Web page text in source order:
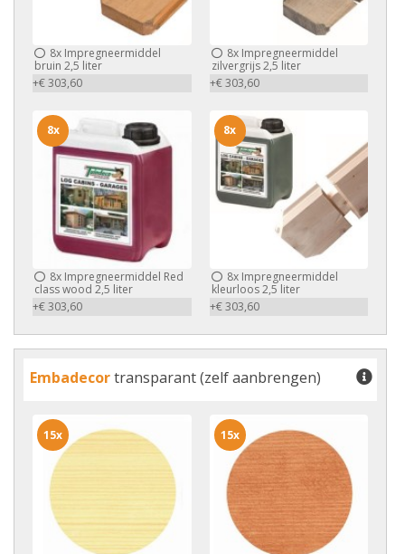
8x Impregneermiddel
bruin 2,5 liter
+€ 303,60
8xImpregneermiddel
zilvergrijs 2,5 liter
+€ 303,60
8x Impregneermiddel Red
class wood 2,5 liter
+€ 303,60
8x
8xImpregneermiddel
kleurloos 2,5 liter
+€ 303,60
8x
Embadecortransparant (zelf aanbrengen)
15x 15x